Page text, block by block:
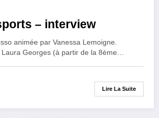
– interview
animée par Vanessa Lemoigne.
Laura Georges (à partir de la 8ème…
Lire La Suite